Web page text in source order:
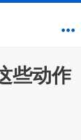
些动作